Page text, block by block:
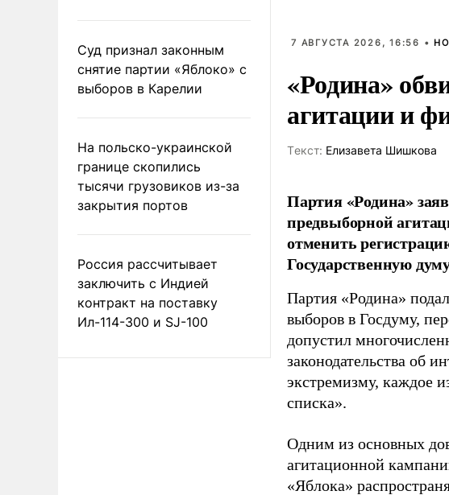
Суд признал законным
снятие партии «Яблоко» с
выборов в Карелии
На польско-украинской
границе скопились
тысячи грузовиков из-за
закрытия портов
Россия рассчитывает
заключить с Индией
контракт на поставку
Ил-114-300 и SJ-100
7 АВГУСТА 2026, 16:56 •
«Родина»
агитации и
Tекст: Елизавета Шишкова
Партия «Родина»
предвыборной
отменить
Государственную
Партия «Родина»
выборов в Госдуму,
допустил
законодательства об
экстремизму, каждое
списка».
Одним из основных
агитационной
«Яблока»